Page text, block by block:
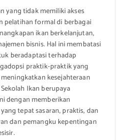
yang tidak memiliki akses
pelatihan formal di berbagai
ikan berkelanjutan,
bisnis. Hal ini membatasi
beradaptasi terhadap
praktik-praktik yang
kesejahteraan
Ikan berupaya
dengan memberikan
tepat sasaran, praktis, dan
dan pemangku kepentingan